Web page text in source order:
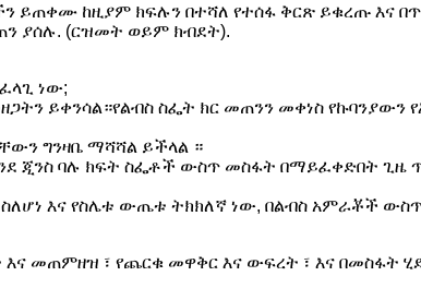
ይጠቀሙ ከዚያም ክፍሉን በተሻለ የተሰፋ ቅርጽ ይቁረጡ እና
ያሰሉ. (ርዝመት ወይም ክብደት).
ነው;
ይቀንሳል።የልብስ ስፌት ክር መጠንን መቀነስ
ግንዛቤ ማሻሻል ይችላል ።
ጂንስ ባሉ ክፍት ስፌቶች ውስጥ መስፋት በማይፈቀድበት
እና የስሌቱ ውጤቱ ትክክለኛ ነው, በልብስ አምራቾች
መጠምዘዝ ፣ የጨርቁ መዋቅር እና ውፍረት ፣ እና በመስፋት